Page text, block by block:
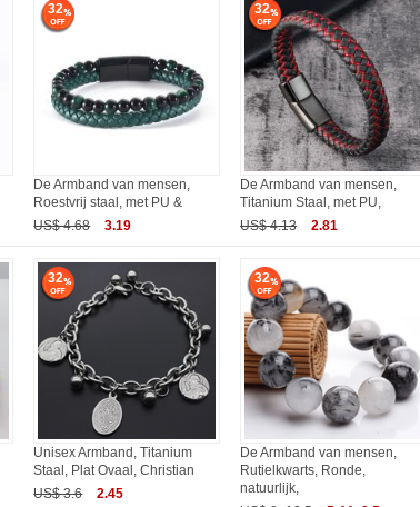
32
De Armband van mensen,
Roestvrij staal, met PU &
US$ 4.68
3.19
32
De Armband van mensen,
Titanium Staal, met PU,
US$ 4.13
2.81
32
Unisex Armband, Titanium
Staal, Plat Ovaal, Christian
US$ 3.6
2.45
32
De Armband van mensen,
Rutielkwarts, Ronde,
natuurlijk,